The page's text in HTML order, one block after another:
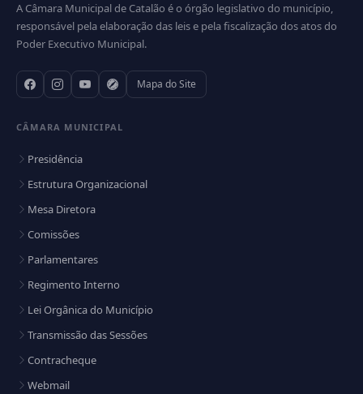
A Câmara Municipal de Catalão é o órgão legislativo do município,
responsável pela elaboração das leis e pela fiscalização dos atos do
Poder Executivo Municipal.
Mapa do Site
CÂMARA MUNICIPAL
Presidência
Estrutura Organizacional
Mesa Diretora
Comissões
Parlamentares
Regimento Interno
Lei Orgânica do Município
Transmissão das Sessões
Contracheque
Webmail